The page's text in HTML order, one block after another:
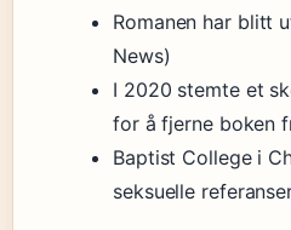
Romanen har blitt
News)
I 2020 stemte et
for å fjerne boken
Baptist College i
seksuelle